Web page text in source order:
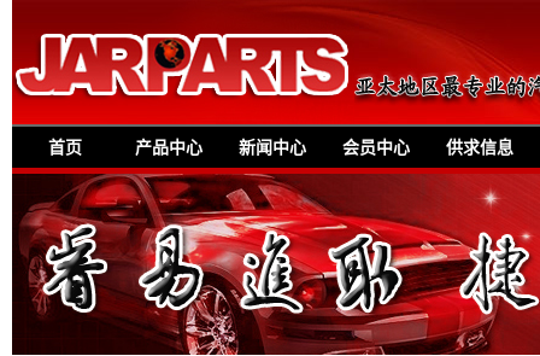
首页 产品中心 新闻中心 会员中心 供求信息